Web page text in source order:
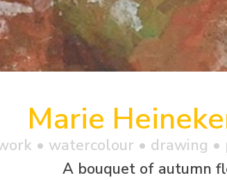
Marie
• watercolour • drawing
A bouquet of autumn